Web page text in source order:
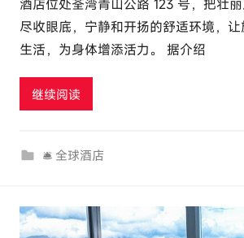
e
l
u
酒店位处荃湾青山公路 123 号，把壮
尽收眼底，宁静和开扬的舒适环境，
生活，为身体增添活力。 据介绍
继续阅读
🛎 全球酒店